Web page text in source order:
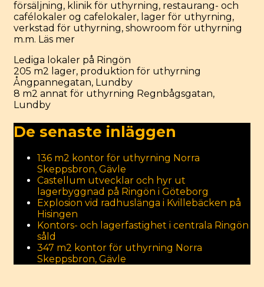
försäljning, klinik för uthyrning, restaurang- och
cafélokaler og cafelokaler, lager för uthyrning,
verkstad för uthyrning, showroom för uthyrning
m.m. Läs mer
Categories
Lediga lokaler på Ringön
Post
navigation
205 m2 lager, produktion för uthyrning
Ångpannegatan, Lundby
8 m2 annat för uthyrning Regnbågsgatan,
Lundby
De senaste inläggen
136 m2 kontor för uthyrning Norra
Skeppsbron, Gävle
Castellum utvecklar och hyr ut
lagerbyggnad på Ringön i Göteborg
Explosion vid radhuslänga i Kvillebäcken på
Hisingen
Kontors- och lagerfastighet i centrala Ringön
såld
347 m2 kontor för uthyrning Norra
Skeppsbron, Gävle